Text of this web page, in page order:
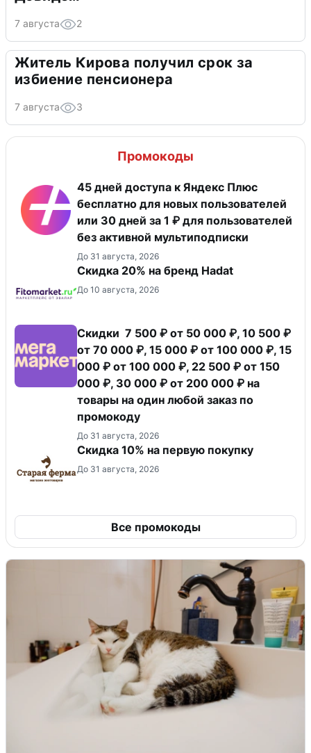
7 августа 2
Житель Кирова получил срок за
избиение пенсионера
7 августа 3
Промокоды
45 дней доступа к Яндекс Плюс
бесплатно для новых пользователей
или 30 дней за 1 ₽ для пользователей
без активной мультиподписки
До 31 августа, 2026
Скидка 20% на бренд Hadat
До 10 августа, 2026
Скидки 7 500 ₽ от 50 000 ₽, 10 500 ₽
от 70 000 ₽, 15 000 ₽ от 100 000 ₽, 15
000 ₽ от 100 000 ₽, 22 500 ₽ от 150
000 ₽, 30 000 ₽ от 200 000 ₽ на
товары на один любой заказ по
промокоду
До 31 августа, 2026
Скидка​ 10% на первую покупку
До 31 августа, 2026
Все промокоды